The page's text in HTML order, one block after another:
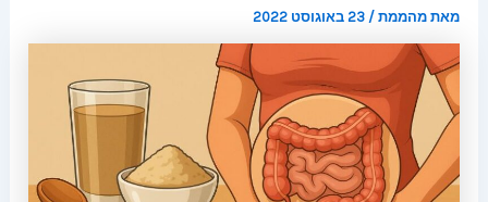
מאתמהממת/23 באוגוסט 2022